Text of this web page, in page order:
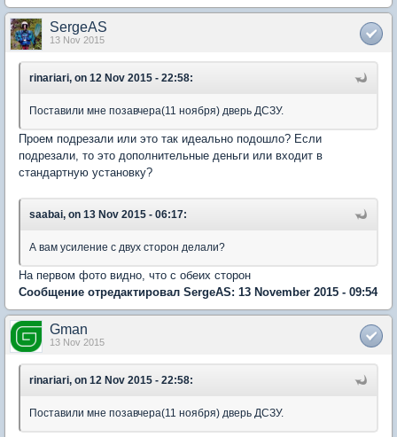
SergeAS
13 Nov 2015
rinariari, on 12 Nov 2015 - 22:58:
Поставили мне позавчера(11 ноября) дверь ДСЗУ.
Проем подрезали или это так идеально подошло? Если
подрезали, то это дополнительные деньги или входит в
стандартную установку?
saabai, on 13 Nov 2015 - 06:17:
А вам усиление с двух сторон делали?
На первом фото видно, что с обеих сторон
Сообщение отредактировал SergeAS: 13 November 2015 - 09:54
Gman
13 Nov 2015
rinariari, on 12 Nov 2015 - 22:58:
Поставили мне позавчера(11 ноября) дверь ДСЗУ.